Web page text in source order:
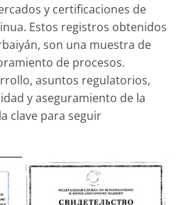
y certificaciones de
Estos registros obtenidos
son una muestra de
de procesos.
asuntos regulatorios,
y aseguramiento de la
clave para seguir